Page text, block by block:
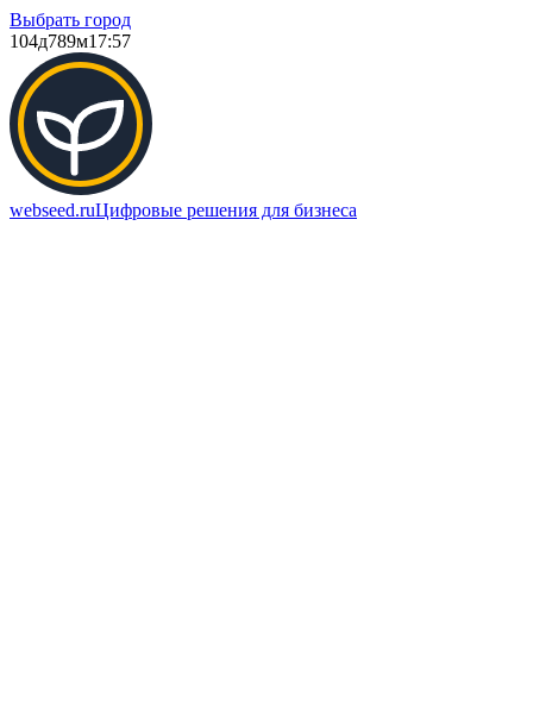
Выбрать город
104д789м17:57
webseed.ruЦифровые решения для бизнеса